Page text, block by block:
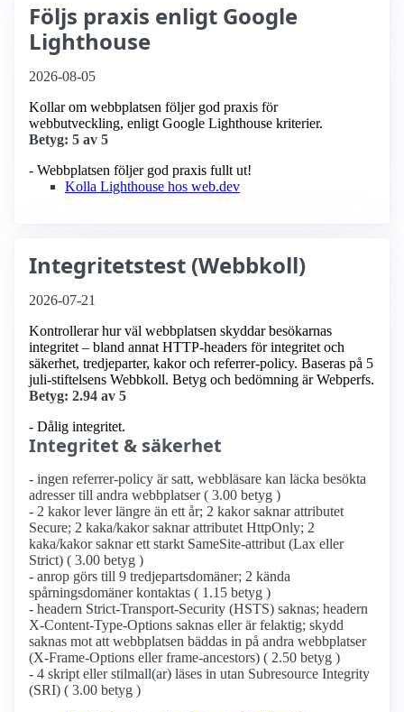
Följs praxis enligt Google
Lighthouse
2026-08-05
Kollar om webbplatsen följer god praxis för
webbutveckling, enligt Google Lighthouse kriterier.
Betyg: 5 av 5
- Webbplatsen följer god praxis fullt ut!
Kolla Lighthouse hos web.dev
Integritetstest (Webbkoll)
2026-07-21
Kontrollerar hur väl webbplatsen skyddar besökarnas
integritet – bland annat HTTP-headers för integritet och
säkerhet, tredjeparter, kakor och referrer-policy. Baseras på 5
juli-stiftelsens Webbkoll. Betyg och bedömning är Webperfs.
Betyg: 2.94 av 5
- Dålig integritet.
Integritet & säkerhet
- ingen referrer-policy är satt, webbläsare kan läcka besökta
adresser till andra webbplatser ( 3.00 betyg )
- 2 kakor lever längre än ett år; 2 kakor saknar attributet
Secure; 2 kaka/kakor saknar attributet HttpOnly; 2
kaka/kakor saknar ett starkt SameSite-attribut (Lax eller
Strict) ( 3.00 betyg )
- anrop görs till 9 tredjepartsdomäner; 2 kända
spårningsdomäner kontaktas ( 1.15 betyg )
- headern Strict-Transport-Security (HSTS) saknas; headern
X-Content-Type-Options saknas eller är felaktig; skydd
saknas mot att webbplatsen bäddas in på andra webbplatser
(X-Frame-Options eller frame-ancestors) ( 2.50 betyg )
- 4 skript eller stilmall(ar) läses in utan Subresource Integrity
(SRI) ( 3.00 betyg )